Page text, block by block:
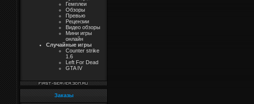
Гемплеи
Обзоры
Превью
Рецензии
Видео обзоры
Мини игры
онлайн
Случайные игры
Counter strike
1.6
Left For Dead
GTA IV
Заказы